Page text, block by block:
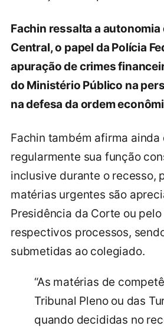
Fachin ressalta a autonomia
Central, o papel da Polícia
apuração de crimes
do Ministério Público na
na defesa da ordem
Fachin também afirma ainda
regularmente sua função
inclusive durante o recesso,
matérias urgentes são
Presidência da Corte ou
respectivos processos,
submetidas ao colegiado.
“As matérias de
Tribunal Pleno ou das
quando decididas no